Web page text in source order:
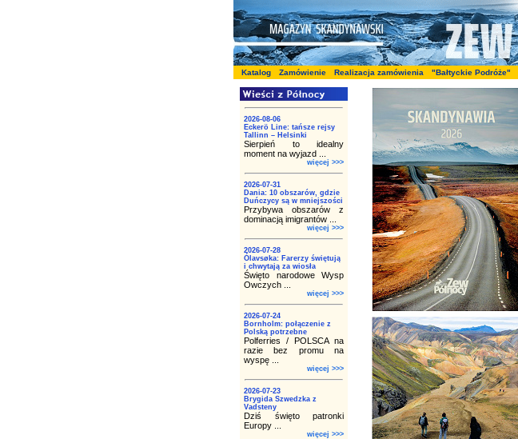
Katalog Zamówienie Realizacja zamówienia "Bałtyckie Podróże"
2026-08-06
Eckerö Line: tańsze rejsy
Tallinn – Helsinki
Sierpień to idealny
moment na wyjazd ...
więcej >>>
2026-07-31
Dania: 10 obszarów, gdzie
Duńczycy są w mniejszości
Przybywa obszarów z
dominacją imigrantów ...
więcej >>>
2026-07-28
Ólavsøka: Farerzy świętują
i chwytają za wiosła
Święto narodowe Wysp
Owczych ...
więcej >>>
2026-07-24
Bornholm: połączenie z
Polską potrzebne
Polferries / POLSCA na
razie bez promu na
wyspę ...
więcej >>>
2026-07-23
Brygida Szwedzka z
Vadsteny
Dziś święto patronki
Europy ...
więcej >>>